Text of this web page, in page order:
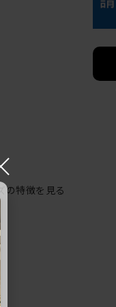
の特徴を見る